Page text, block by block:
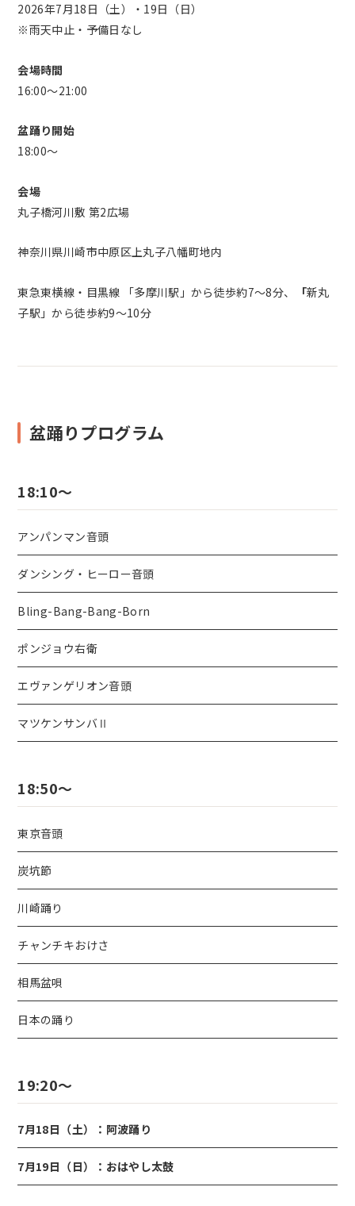
2026年7月18日（土）・19日（日）
※雨天中止・予備日なし
会場時間
16:00〜21:00
盆踊り開始
18:00〜
会場
丸子橋河川敷 第2広場
神奈川県川崎市中原区上丸子八幡町地内
東急東横線・目黒線 「多摩川駅」から徒歩約7～8分、 「新丸
子駅」から徒歩約9～10分
盆踊りプログラム
18:10～
アンパンマン音頭
ダンシング・ヒーロー音頭
Bling-Bang-Bang-Born
ポンジョウ右衛
エヴァンゲリオン音頭
マツケンサンバⅡ
18:50～
東京音頭
炭坑節
川崎踊り
チャンチキおけさ
相馬盆唄
日本の踊り
19:20～
7月18日（土）：阿波踊り
7月19日（日）：おはやし太鼓